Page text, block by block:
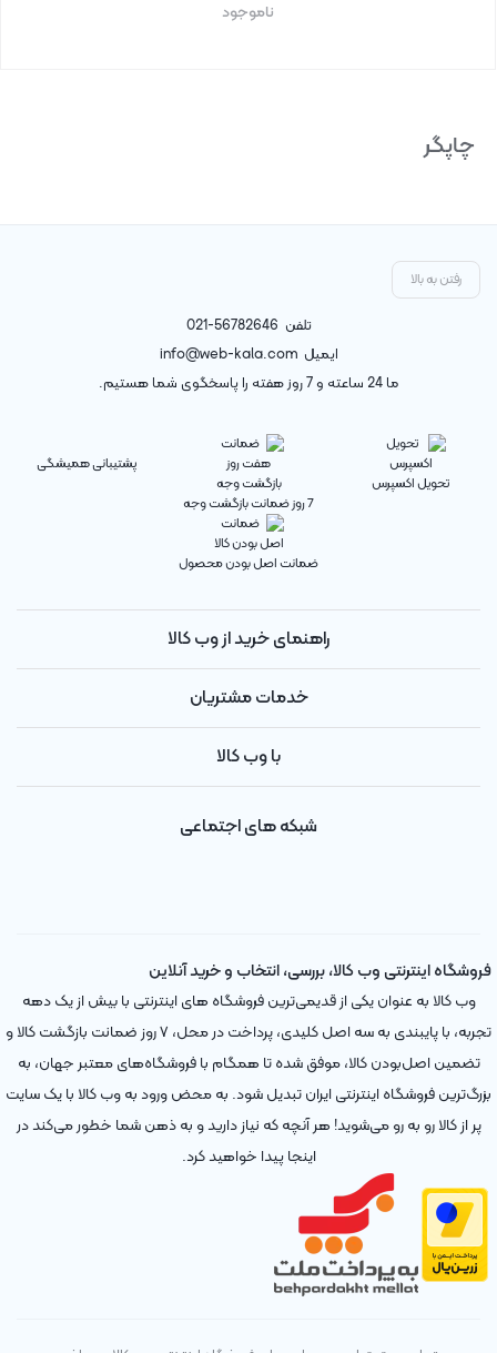
ناموجود
چاپگر
رفتن به بالا
تلفن 021-56782646
ایمیلinfo@web-kala.com
ما 24 ساعته و 7 روز هفته را پاسخگوی شما هستیم.
تحویل اکسپرس
7 روز ضمانت بازگشت وجه
پشتیبانی همیشگی
ضمانت اصل بودن محصول
راهنمای خرید از وب کالا
خدمات مشتریان
با وب کالا
شبکه های اجتماعی
فروشگاه اینترنتی وب کالا، بررسی، انتخاب و خرید آنلاین
وب کالا به عنوان یکی از قدیمی‌ترین فروشگاه های اینترنتی با بیش از یک دهه
تجربه، با پایبندی به سه اصل کلیدی، پرداخت در محل، ۷ روز ضمانت بازگشت کالا و
تضمین اصل‌بودن کالا، موفق شده تا همگام با فروشگاه‌های معتبر جهان، به
بزرگ‌ترین فروشگاه اینترنتی ایران تبدیل شود. به محض ورود به وب کالا با یک سایت
پر از کالا رو به رو می‌شوید! هر آنچه که نیاز دارید و به ذهن شما خطور می‌کند در
اینجا پیدا خواهید کرد.